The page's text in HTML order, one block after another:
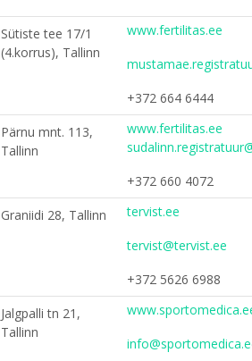
Sütiste tee 17/1
(4.korrus), Tallinn
www.fertilitas.ee
+372 664 6444
Pärnu mnt. 113,
Tallinn
www.fertilitas.ee
+372 660 4072
Graniidi 28, Tallinn
tervist.ee
tervist@tervist.ee
+372 5626 6988
Jalgpalli tn 21,
Tallinn